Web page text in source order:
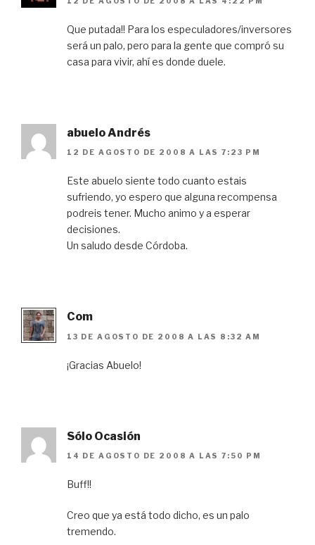
Que putada!! Para los especuladores/inversores
será un palo, pero para la gente que compró su
casa para vivir, ahí es donde duele.
abuelo Andrés
12 DE AGOSTO DE 2008 A LAS 7:23 PM
Este abuelo siente todo cuanto estais
sufriendo, yo espero que alguna recompensa
podreis tener. Mucho animo y a esperar
decisiones.
Un saludo desde Córdoba.
Com
13 DE AGOSTO DE 2008 A LAS 8:32 AM
¡Gracias Abuelo!
Sólo Ocasión
14 DE AGOSTO DE 2008 A LAS 7:50 PM
Buff!!
Creo que ya está todo dicho, es un palo
tremendo.